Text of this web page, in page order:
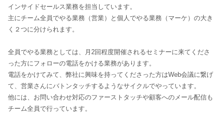
インサイドセールス業務を担当しています。
主にチーム全員でやる業務（営業）と個人でやる業務（マーケ）の大き
く２つに分けられます。
全員でやる業務としては、月2回程度開催されるセミナーに来てくださ
った方にフォローの電話をかける業務があります。
電話をかけてみて、弊社に興味を持ってくださった方はWeb会議に繋げ
て、営業さんにバトンタッチするようなサイクルでやっています。
他には、お問い合わせ対応のファーストタッチや顧客へのメール配信も
チーム全員で行っています。